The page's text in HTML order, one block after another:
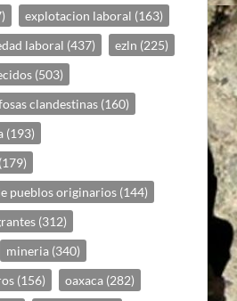
explotacion laboral (163)
laboral (437) ezln (225)
(503)
clandestinas (160)
(193)
(179)
pueblos originarios (144)
(312)
mineria (340)
(156) oaxaca (282)